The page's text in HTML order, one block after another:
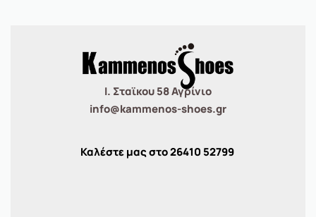
Ι. Σταϊκου 58 Αγρίνιο
info@kammenos-shoes.gr
Καλέστε μας στο26410 52799